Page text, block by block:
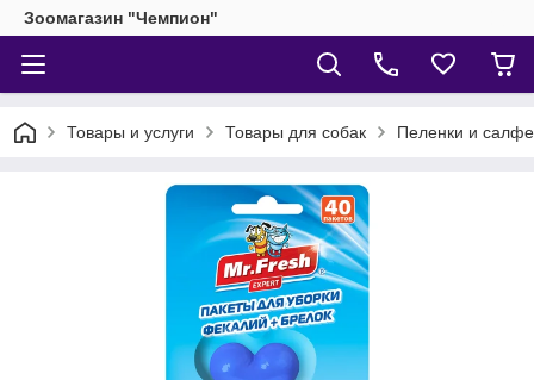
Зоомагазин "Чемпион"
Товары и услуги Товары для собак Пеленки и